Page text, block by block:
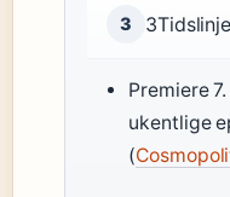
3 3
Premiere
ukentlige
(